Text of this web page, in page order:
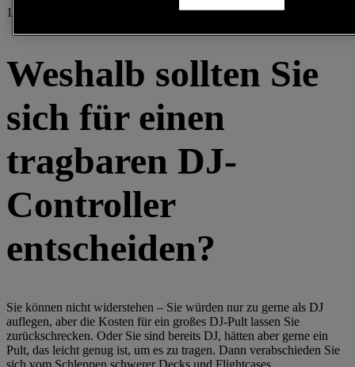
15.04.2025
Weshalb sollten Sie
sich für einen
tragbaren DJ-
Controller
entscheiden?
Sie können nicht widerstehen – Sie würden nur zu gerne als DJ
auflegen, aber die Kosten für ein großes DJ-Pult lassen Sie
zurückschrecken. Oder Sie sind bereits DJ, hätten aber gerne ein
Pult, das leicht genug ist, um es zu tragen. Dann verabschieden Sie